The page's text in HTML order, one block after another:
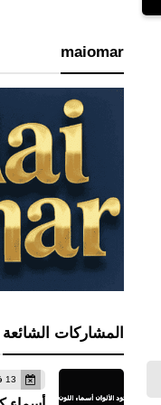
maiomar
المشاركات الشائعة
13 فبراير 2020